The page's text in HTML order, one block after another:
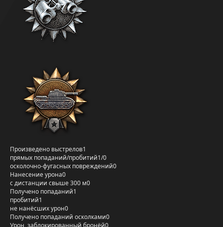
Произведено выстрелов1
прямых попаданий/пробитий1/0
осколочно-фугасных повреждений0
Нанесение урона0
с дистанции свыше 300 м0
Получено попаданий1
пробитий1
не нанёсших урон0
Получено попаданий осколками0
Урон, заблокированный бронёй0